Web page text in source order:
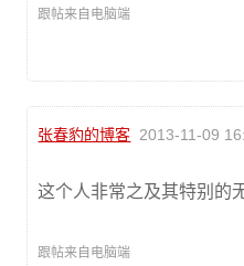
跟帖来自电脑端
张春豹的博客 2013-11-09
这个人非常之及其特别的
跟帖来自电脑端